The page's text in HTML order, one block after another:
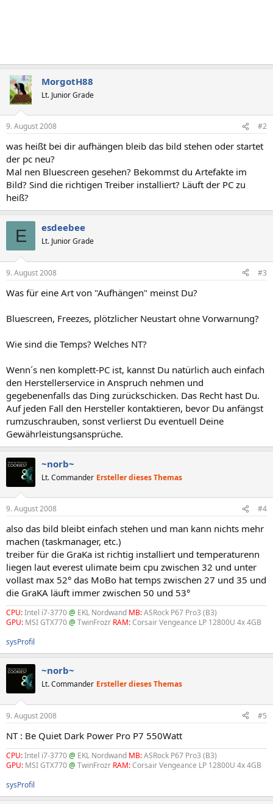
MorgotH88
Lt. Junior Grade
9. August 2008 #2
was heißt bei dir aufhängen bleib das bild stehen oder startet
der pc neu?
Mal nen Bluescreen gesehen? Bekommst du Artefakte im
Bild? Sind die richtigen Treiber installiert? Läuft der PC zu
heiß?
E esdeebee
Lt. Junior Grade
9. August 2008 #3
Was für eine Art von "Aufhängen" meinst Du?
Bluescreen, Freezes, plötzlicher Neustart ohne Vorwarnung?
Wie sind die Temps? Welches NT?
Wenn´s nen komplett-PC ist, kannst Du natürlich auch einfach
den Herstellerservice in Anspruch nehmen und
gegebenenfalls das Ding zurückschicken. Das Recht hast Du.
Auf jeden Fall den Hersteller kontaktieren, bevor Du anfängst
rumzuschrauben, sonst verlierst Du eventuell Deine
Gewährleistungsansprüche.
~norb~
Lt. Commander Ersteller dieses Themas
9. August 2008 #4
also das bild bleibt einfach stehen und man kann nichts mehr
machen (taskmanager, etc.)
treiber für die GraKa ist richtig installiert und temperaturenn
liegen laut everest ulimate beim cpu zwischen 32 und unter
vollast max 52° das MoBo hat temps zwischen 27 und 35 und
die GraKA läuft immer zwischen 50 und 53°
CPU:Intel i7-3770@ EKL Nordwand MB:ASRock P67 Pro3 (B3)
GPU: MSI GTX770@ TwinFrozr RAM:Corsair Vengeance LP 12800U 4x 4GB
sysProfil
~norb~
Lt. Commander Ersteller dieses Themas
9. August 2008 #5
NT : Be Quiet Dark Power Pro P7 550Watt
CPU:Intel i7-3770@ EKL Nordwand MB:ASRock P67 Pro3 (B3)
GPU: MSI GTX770@ TwinFrozr RAM:Corsair Vengeance LP 12800U 4x 4GB
sysProfil